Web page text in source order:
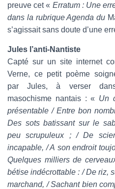
preuve cet « Erratum : Une
dans la rubrique Agenda du
s’agissait sans doute d’une
Jules l’anti-Nantiste
Capté sur un site internet
Verne, ce petit poème
par Jules, à verser
masochisme nantais : « Un
présentable / Entre bon
Des sots batissant sur le
peu scrupuleux ; / De
incapable, / A son endroit
Quelques milliers de
bétise indécrottable : / De riz,
marchand, / Sachant bien